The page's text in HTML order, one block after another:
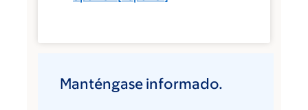
Manténgase informado.